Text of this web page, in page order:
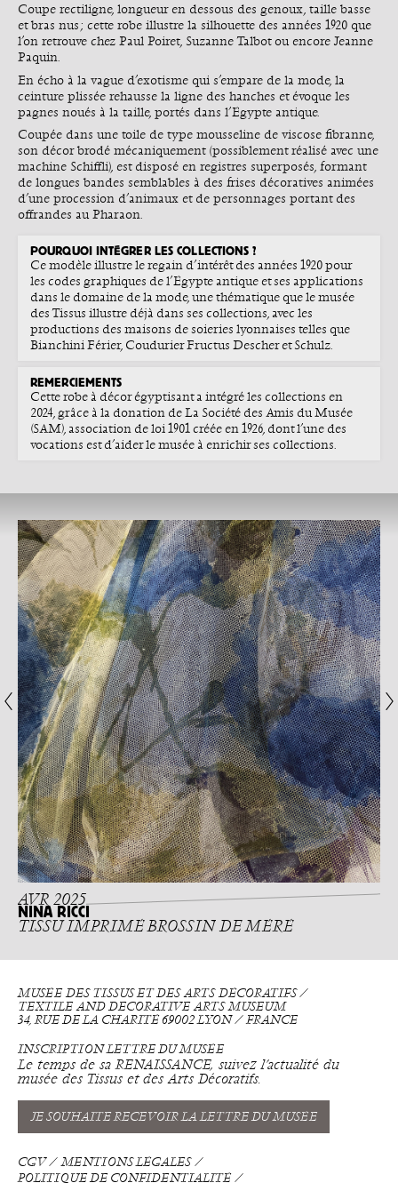
Coupe rectiligne, longueur en dessous des genoux, taille basse
et bras nus ; cette robe illustre la silhouette des années 1920 que
l’on retrouve chez Paul Poiret, Suzanne Talbot ou encore Jeanne
Paquin.
En écho à la vague d’exotisme qui s’empare de la mode, la
ceinture plissée rehausse la ligne des hanches et évoque les
pagnes noués à la taille, portés dans l’Égypte antique.
Coupée dans une toile de type mousseline de viscose fibranne,
son décor brodé mécaniquement (possiblement réalisé avec une
machine Schiffli), est disposé en registres superposés, formant
de longues bandes semblables à des frises décoratives animées
d’une procession d’animaux et de personnages portant des
offrandes au Pharaon.
POURQUOI INTÉGRER LES COLLECTIONS ?
Ce modèle illustre le regain d’intérêt des années 1920 pour
les codes graphiques de l’Égypte antique et ses applications
dans le domaine de la mode, une thématique que le musée
des Tissus illustre déjà dans ses collections, avec les
productions des maisons de soieries lyonnaises telles que
Bianchini Férier, Coudurier Fructus Descher et Schulz.
REMERCIEMENTS
Cette robe à décor égyptisant a intégré les collections en
2024, grâce à la donation de La Société des Amis du Musée
(SAM), association de loi 1901 créée en 1926, dont l’une des
vocations est d’aider le musée à enrichir ses collections.
AVR 2025
NINA RICCI
TISSU IMPRIMÉ BROSSIN DE MÉRÉ
MUSÉE DES TISSUS ET DES ARTS DÉCORATIFS ⁄
TEXTILE AND DECORATIVE ARTS MUSEUM
34, RUE DE LA CHARITÉ 69002 LYON ⁄ FRANCE
INSCRIPTION LETTRE DU MUSÉE
Le temps de sa RENAISSANCE, suivez l’actualité du
musée des Tissus et des Arts Décoratifs.
JE SOUHAITE RECEVOIR LA LETTRE DU MUSÉE
CGV
MENTIONS LÉGALES
POLITIQUE DE CONFIDENTIALITÉ